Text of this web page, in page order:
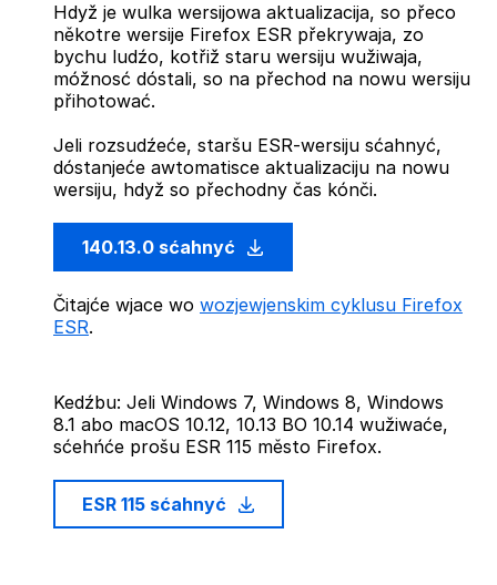
Hdyž je wulka wersijowa aktualizacija, so přeco
někotre wersije Firefox ESR překrywaja, zo
bychu ludźo, kotřiž staru wersiju wužiwaja,
móžnosć dóstali, so na přechod na nowu wersiju
přihotować.
Jeli rozsudźeće, staršu ESR-wersiju sćahnyć,
dóstanjeće awtomatisce aktualizaciju na nowu
wersiju, hdyž so přechodny čas kónči.
140.13.0 sćahnyć
Čitajće wjace wo wozjewjenskim cyklusu Firefox
ESR.
Kedźbu: Jeli Windows 7, Windows 8, Windows
8.1 abo macOS 10.12, 10.13 BO 10.14 wužiwaće,
sćehńće prošu ESR 115 město Firefox.
ESR 115 sćahnyć